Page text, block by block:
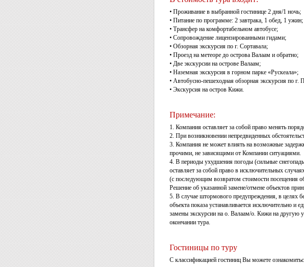
• Проживание в выбранной гостинице 2 дня/1 ночь;
• Питание по программе: 2 завтрака, 1 обед, 1 ужин;
• Трансфер на комфортабельном автобусе;
• Сопровождение лицензированными гидами;
• Обзорная экскурсия по г. Сортавала;
• Проезд на метеоре до острова Валаам и обратно;
• Две экскурсии на острове Валаам;
• Наземная экскурсия в горном парке «Рускеала»;
• Автобусно-пешеходная обзорная экскурсия по г.
• Экскурсия на остров Кижи.
Примечание:
1. Компания оставляет за собой право менять
2. При возникновении непредвиденных
3. Компания не может влиять на возможные
прочими, не зависящими от Компании ситуациями.
4. В периоды ухудшения погоды (сильные
оставляет за собой право в исключительных
(с последующим возвратом стоимости посещения
Решение об указанной замене/отмене объектов
5. В случае штормового предупреждения, в целях
объекта показа устанавливается исключительно и
замены экскурсии на о. Валаам/о. Кижи на другую
окончании тура.
Гостиницы по туру
С классификацией гостиниц Вы можете